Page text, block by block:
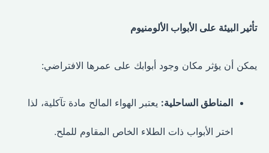
تأثير البيئة على الأبواب الألومنيوم
يمكن أن يؤثر مكان وجود أبوابك على عمرها الافتراضي:
المناطق الساحلية:يعتبر الهواء المالح مادة تآكلية، لذا
اختر الأبواب ذات الطلاء الخاص المقاوم للملح.